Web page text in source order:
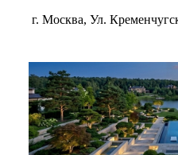
г. Москва, Ул.